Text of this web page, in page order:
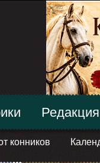
конников
Редакция